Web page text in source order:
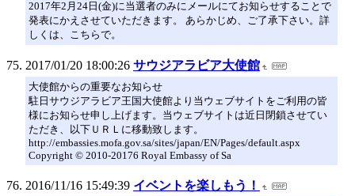
2017年2月24日(金)に当選者のみにメールにてお知らせすることで
発表にかえさせていただきます。 あらかじめ、ご了承下さい。詳
しくは、こちらで。
2017/01/20 18:00:26 サウジアラビア大使館
大使館からの重要なお知らせ
駐日サウジアラビア王国大使館より当ウェブサイトをご利用の皆
様にお知らせ申し上げます。当ウェブサイトは近日閉鎖させてい
ただき、以下ＵＲＬに移動致します。
http://embassies.mofa.gov.sa/sites/japan/EN/Pages/default.aspx
Copyright © 2010-20176 Royal Embassy of Sa
2016/11/16 15:49:39 イベントを楽しもう！